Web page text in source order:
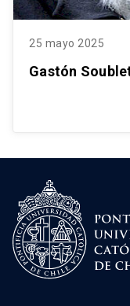
25 mayo 2025
Gastón